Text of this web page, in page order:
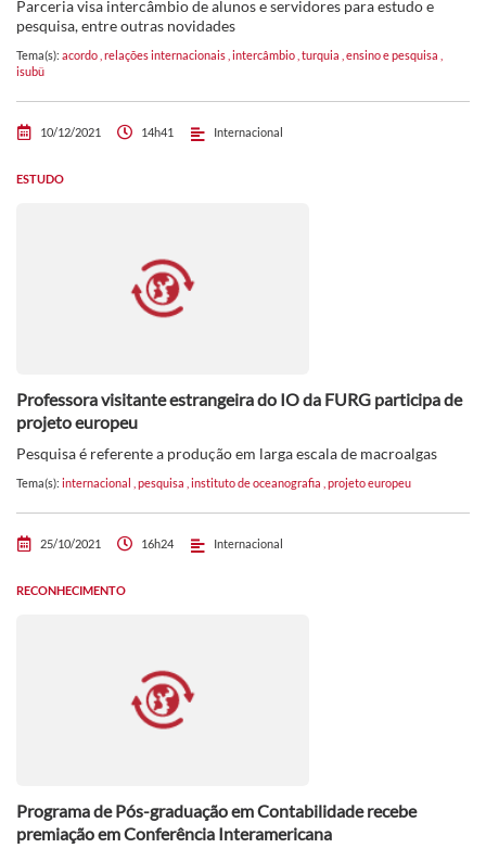
Parceria visa intercâmbio de alunos e servidores para estudo e
pesquisa, entre outras novidades
Tema(s): acordo relações internacionais intercâmbio turquia ensino e pesquisa
isubü
10/12/2021 14h41 Internacional
ESTUDO
Professora visitante estrangeira do IO da FURG participa de
projeto europeu
Pesquisa é referente a produção em larga escala de macroalgas
Tema(s): internacional pesquisa instituto de oceanografia projeto europeu
25/10/2021 16h24 Internacional
RECONHECIMENTO
Programa de Pós-graduação em Contabilidade recebe
premiação em Conferência Interamericana